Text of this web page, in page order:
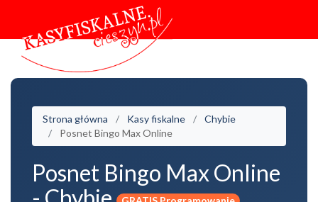
Strona główna Kasy fiskalne
Chybie
Posnet Bingo Max Online
Posnet Bingo Max Online